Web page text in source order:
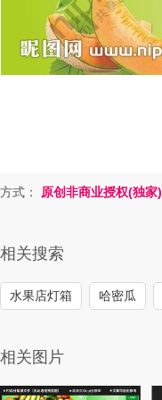
方式： 原创非商业授权(独家)
相关搜索
水果店灯箱 哈密瓜
相关图片